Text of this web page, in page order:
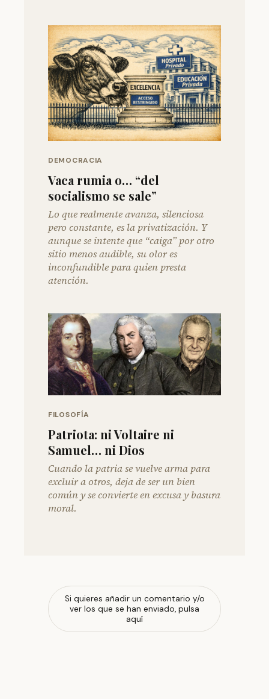
DEMOCRACIA
Vaca rumia o… “del
socialismo se sale”
Lo que realmente avanza, silenciosa
pero constante, es la privatización. Y
aunque se intente que “caiga” por otro
sitio menos audible, su olor es
inconfundible para quien presta
atención.
FILOSOFÍA
Patriota: ni Voltaire ni
Samuel… ni Dios
Cuando la patria se vuelve arma para
excluir a otros, deja de ser un bien
común y se convierte en excusa y basura
moral.
Si quieres añadir un comentario y/o
ver los que se han enviado, pulsa
aquí